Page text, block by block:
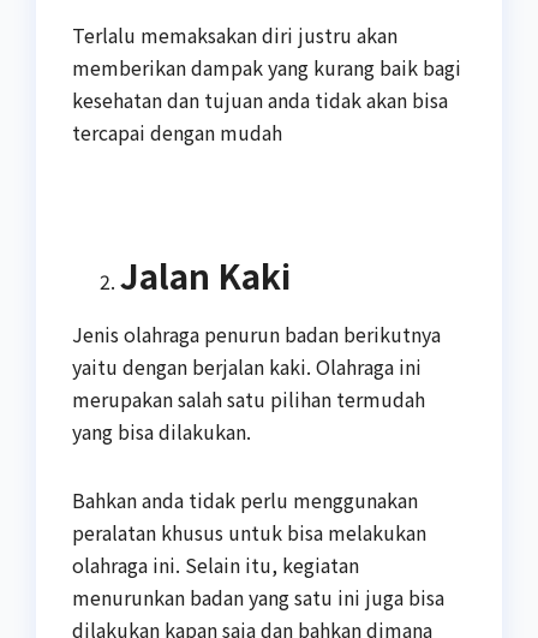
Terlalu memaksakan diri justru akan
memberikan dampak yang kurang baik bagi
kesehatan dan tujuan anda tidak akan bisa
tercapai dengan mudah
Jalan Kaki
Jenis olahraga penurun badan berikutnya
yaitu dengan berjalan kaki. Olahraga ini
merupakan salah satu pilihan termudah
yang bisa dilakukan.
Bahkan anda tidak perlu menggunakan
peralatan khusus untuk bisa melakukan
olahraga ini. Selain itu, kegiatan
menurunkan badan yang satu ini juga bisa
dilakukan kapan saja dan bahkan dimana